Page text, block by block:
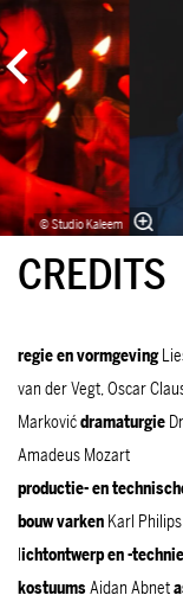
© Studio Kaleem
CREDITS
regie en vormgeving
van der Vegt, Oscar
Markovićdramaturgie
Amadeus Mozart
productie- en
bouw varken Karl
lichtontwerp en -
kostuumsAidan Abnet